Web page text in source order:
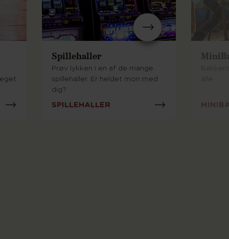
Spillehaller
Prøv lykken i en af de mange
spillehaller. Er heldet mon med
dig?
SPILLEHALLER
alle